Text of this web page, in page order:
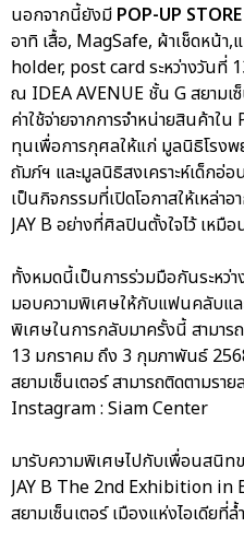
นอกจากนี้ยังมี POP-UP STORE
อาทิ เสื้อ, MagSafe, ผ้าเช็ดหน้
holder, post card ระหว่างวันที่
ณ IDEA AVENUE ชั้น G สยามเ
ค่าใช้จ่ายจากการจำหน่ายสินค้าใ
ทุนเพื่อการกุศลให้แก่ มูลนิธิโรงพ
ถัมภ์ฯ และมูลนิธิสงเคราะห์เด็ก
เป็นกิจกรรมที่เปิดโอกาสให้เหล่า
JAY B อย่างที่ศิลปินตั้งใจไว้ เหมื
ทั้งหมดนี้เป็นการร่วมมือกันระหว่า
มอบความพิเศษให้กับแฟนคลับแล
พิเศษในการกลับมาครั้งนี้ สามา
13 มกราคม ถึง 3 กุมภาพันธ์
สยามเซ็นเตอร์ สามารถติดตามรา
Instagram : Siam Center
มารับความพิเศษไปกับเพื่อนสนิ
JAY B The 2nd Exhibition in
สยามเซ็นเตอร์ เมืองแห่งไอเดียที่ล้